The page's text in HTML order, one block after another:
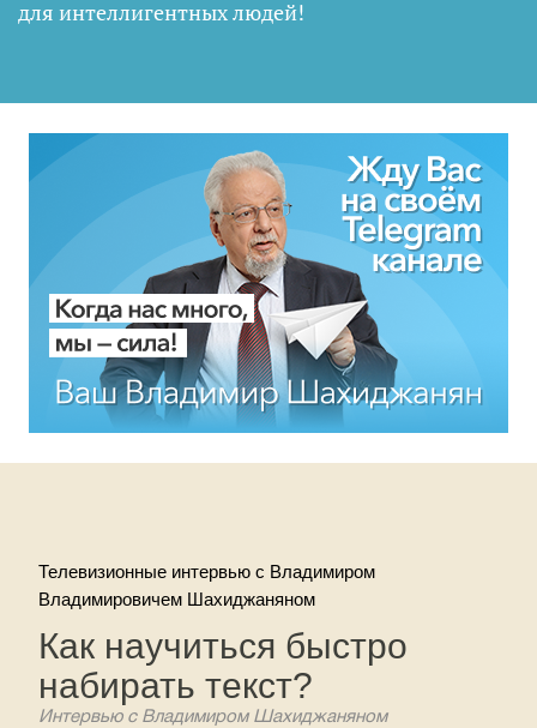
для интеллигентных людей!
Телевизионные интервью с Владимиром
Владимировичем Шахиджаняном
Как научиться быстро
набирать текст?
Интервью с Владимиром Шахиджаняном